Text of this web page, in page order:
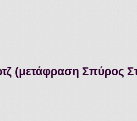
(μετάφραση Σπύρος